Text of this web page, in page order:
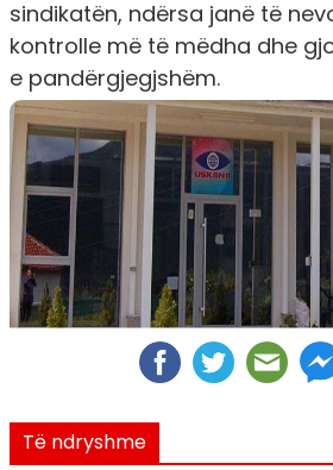
sindikatën, ndërsa janë të
kontrolle më të mëdha dhe
e pandërgjegjshëm.
Të ndryshme